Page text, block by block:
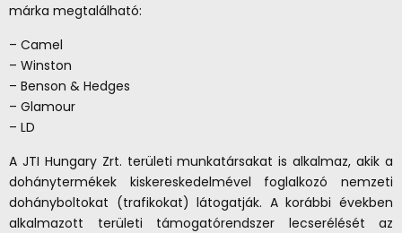
márka megtalálható:
– Camel
– Winston
– Benson & Hedges
– Glamour
– LD
A JTI Hungary Zrt. területi munkatársakat is alkalmaz, akik a
dohánytermékek kiskereskedelmével foglalkozó nemzeti
dohányboltokat (trafikokat) látogatják. A korábbi években
alkalmazott területi támogatórendszer lecserélését az